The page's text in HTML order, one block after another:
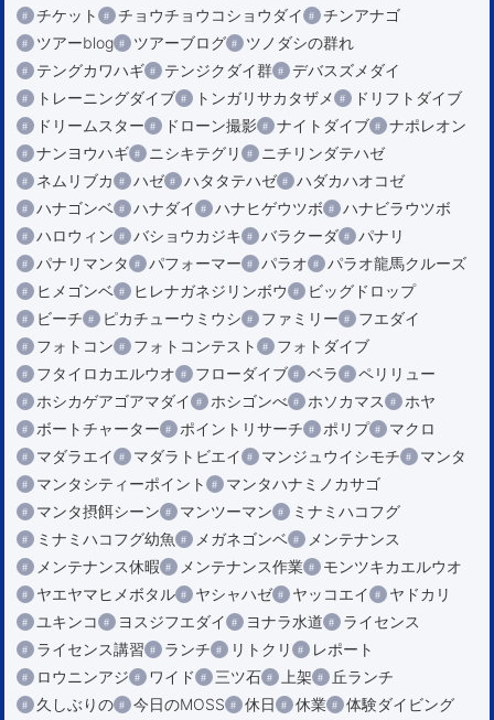
チケット
チョウチョウコショウダイ
チンアナゴ
ツアーblog
ツアーブログ
ツノダシの群れ
テングカワハギ
テンジクダイ群
デバスズメダイ
トレーニングダイブ
トンガリサカタザメ
ドリフトダイブ
ドリームスター
ドローン撮影 ナイトダイブ
ナポレオン
ナンヨウハギ
ニシキテグリ
ニチリンダテハゼ
ネムリブカ
ハゼ ハタタテハゼ
ハダカハオコゼ
ハナゴンベ
ハナダイ ハナヒゲウツボ
ハナビラウツボ
ハロウィン
バショウカジキ バラクーダ
パナリ
パナリマンタ
パフォーマー パラオ
パラオ龍馬クルーズ
ヒメゴンベ
ヒレナガネジリンボウ
ビッグドロップ
ビーチ
ピカチューウミウシ ファミリー
フエダイ
フォトコン
フォトコンテスト
フォトダイブ
フタイロカエルウオ
フローダイブ ベラ
ペリリュー
ホシカゲアゴアマダイ
ホシゴンべ ホソカマス
ホヤ
ボートチャーター
ポイントリサーチ ポリプ
マクロ
マダラエイ
マダラトビエイ マンジュウイシモチ
マンタ
マンタシティーポイント
マンタハナミノカサゴ
マンタ摂餌シーン
マンツーマン
ミナミハコフグ
ミナミハコフグ幼魚
メガネゴンベ
メンテナンス
メンテナンス休暇
メンテナンス作業
モンツキカエルウオ
ヤエヤマヒメボタル
ヤシャハゼ ヤッコエイ
ヤドカリ
ユキンコ
ヨスジフエダイ ヨナラ水道
ライセンス
ライセンス講習
ランチ リトクリ
レポート
ロウニンアジ
ワイド 三ツ石 上架
丘ランチ
久しぶりの
今日のMOSS 休日 休業
体験ダイビング